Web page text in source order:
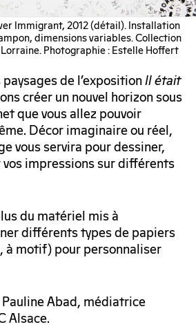
Immigrant, 2012 (détail). Installation
dimensions variables. Collection
Lorraine. Photographie : Estelle Hoffert
de l’expositionIl était
créer un nouvel horizon sous
que vous allez pouvoir
Décor imaginaire ou réel,
vous servira pour dessiner,
vos impressions sur différents
du matériel mis à
différents types de papiers
à motif) pour personnaliser
Abad, médiatrice
Alsace.